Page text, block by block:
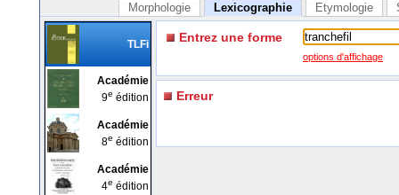
Morphologie Lexicographie Etymologie
TLFi
Académie
9e édition
Académie
8e édition
Académie
4e édition
Entrez une forme
options d'affichage
Erreur